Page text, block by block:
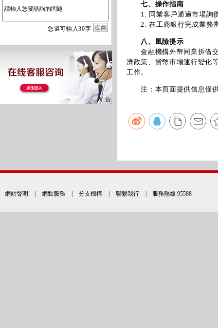
您還可輸入30字
七、操作指南
1. 同業客戶通過市場詢價
2. 在工商銀行完成業務審
八、風險提示
金融機構外幣同業拆借交
濟政策、貨幣市場運行變化
工作。
注：本頁面提供信息僅供
網站聲明 網點服務 分支機構 聯繫我行 | 服務熱線 95588